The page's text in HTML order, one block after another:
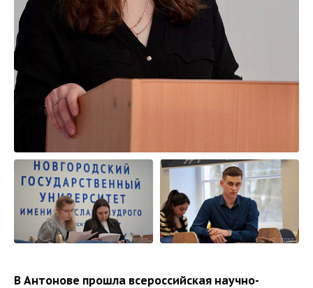
В Антонове прошла всероссийская научно-